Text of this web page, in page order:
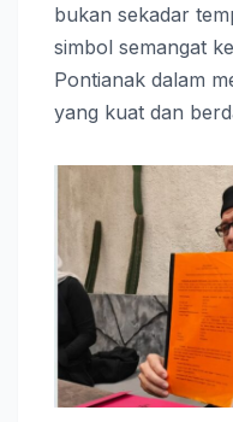
bukan sekadar
simbol semangat
Pontianak dalam
yang kuat dan